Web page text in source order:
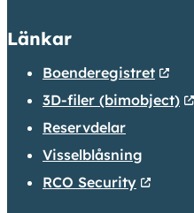
Länkar
Boenderegistret
3D-filer (bimobject)
Reservdelar
Visselblåsning
RCO Security